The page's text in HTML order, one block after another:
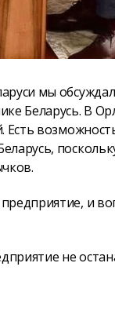
мы
Беларусь. В
и
не